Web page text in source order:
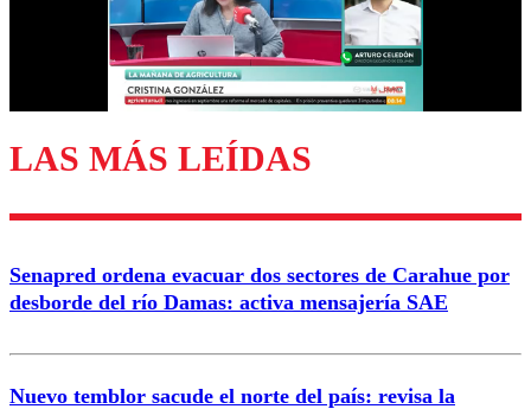
Enviar comentario
LAS MÁS LEÍDAS
Senapred ordena evacuar dos sectores de Carahue por
desborde del río Damas: activa mensajería SAE
Nuevo temblor sacude el norte del país: revisa la